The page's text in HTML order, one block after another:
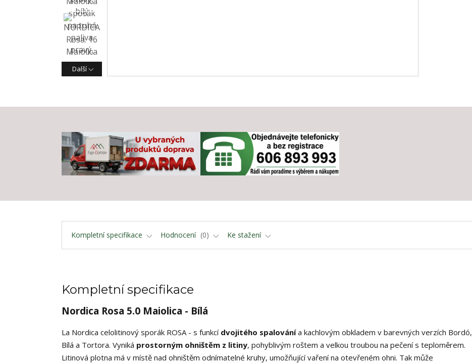
Další
Kompletní specifikace Hodnocení 0 Ke stažení
Kompletní specifikace
Nordica Rosa 5.0 Maiolica - Bílá
La Nordica celolitinový sporák ROSA - s funkcí dvojitého spalovánía kachlovým obkladem v barevných verzích Bordó,
Bílá a Tortora. Vyniká prostorným ohništěm z litiny, pohyblivým roštem a velkou troubou na pečení s teploměrem.
Litinová plotna má v místě nad ohništěm odnímatelné kruhy, umožňující vaření na otevřeném ohni. Tak může